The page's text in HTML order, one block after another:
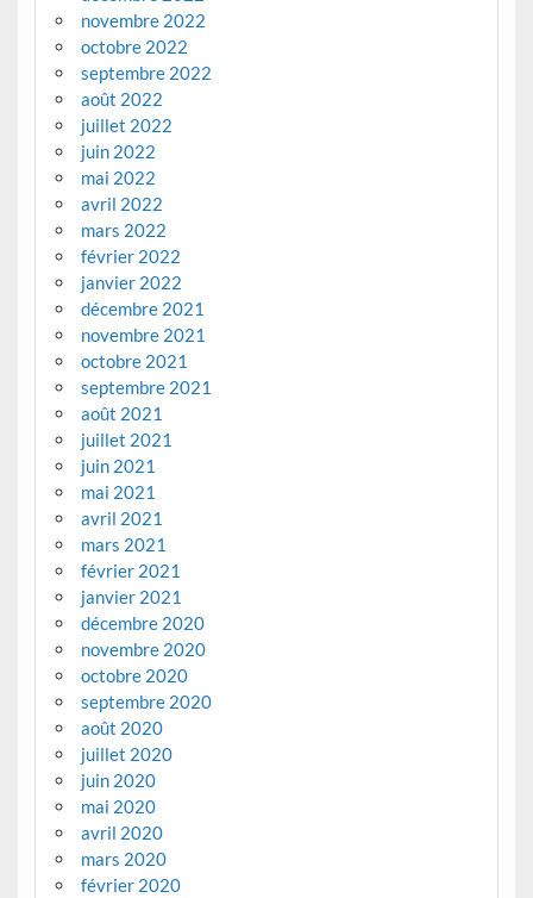
novembre 2022
octobre 2022
septembre 2022
août 2022
juillet 2022
juin 2022
mai 2022
avril 2022
mars 2022
février 2022
janvier 2022
décembre 2021
novembre 2021
octobre 2021
septembre 2021
août 2021
juillet 2021
juin 2021
mai 2021
avril 2021
mars 2021
février 2021
janvier 2021
décembre 2020
novembre 2020
octobre 2020
septembre 2020
août 2020
juillet 2020
juin 2020
mai 2020
avril 2020
mars 2020
février 2020